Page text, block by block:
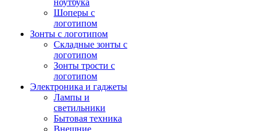
ноутбука
Шоперы с
логотипом
Зонты с логотипом
Складные зонты с
логотипом
Зонты трости с
логотипом
Электроника и гаджеты
Лампы и
светильники
Бытовая техника
Внешние